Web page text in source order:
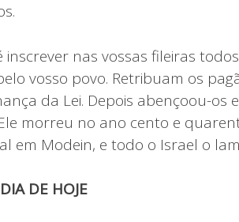
inscrever nas vossas fileiras
vosso povo. Retribuam os
da Lei. Depois abençoou-os
morreu no ano cento e
em Modein, e todo o Israel o
DE HOJE